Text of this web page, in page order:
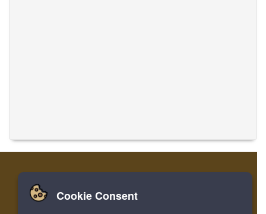
家 ログイン 登録
Cookie Consent